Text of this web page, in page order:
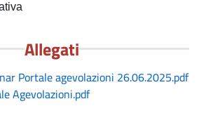
Allegati
Portale agevolazioni 26.06.2025.pdf
Agevolazioni.pdf